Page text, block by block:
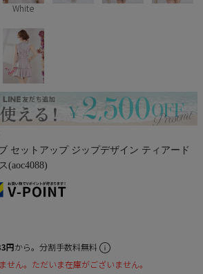
White
セットアップ ジップデザイン ティアード
(aoc4088)
円から。分割手数料無料
せん。ただいま在庫がございません。